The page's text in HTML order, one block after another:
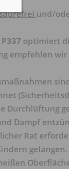
und/
optimiert
empfehlen wir
Durchlüftung
Dampf
Rat
gelangen.